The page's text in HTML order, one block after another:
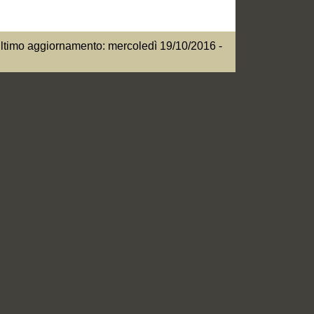
aggiornamento: mercoledì 19/10/2016 -